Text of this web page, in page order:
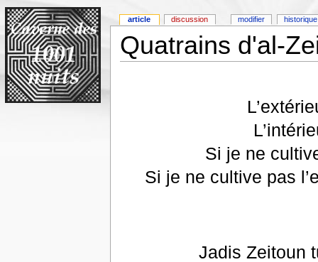
Quatrains d'al-
Si je ne
Si je ne cultive pas
Jadis Zeitoun
article discussion modifier historique